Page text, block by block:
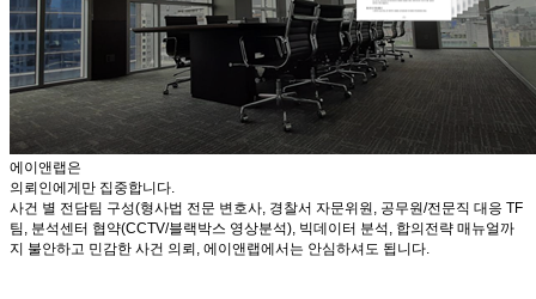
에이앤랩은
의뢰인에게만 집중합니다.
사건 별 전담팀 구성(형사법 전문 변호사, 경찰서 자문위원, 공무원/전문직 대응 TF
팀, 분석센터 협약(CCTV/블랙박스 영상분석), 빅데이터 분석, 합의전략 매뉴얼까
지 불안하고 민감한 사건 의뢰, 에이앤랩에서는 안심하셔도 됩니다.